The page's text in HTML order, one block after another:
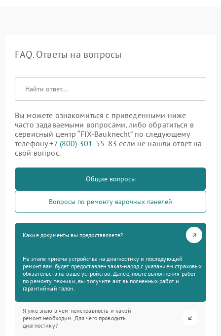
FAQ. Ответы на вопросы
Вы можете ознакомиться с приведенными ниже
часто задаваемыми вопросами, либо обратиться в
сервисный центр “FIX-Bauknecht” по следующему
телефону+7 (800) 301-55-83 если не нашли ответ на
свой вопрос.
Общие вопросы
Вопросы по ремонту варочных панелей
Какие документы вы предоставляете?
На этапе приема устройства на диагностику и последующий
ремонт вам будет предоставлен заказ-наряд с указанием страховых
обязательств на ваше устройство. Далее, после выполнения работ
по ремонту техники, вы получите акт выполненных работ и
гарантийный талон.
Я уже знаю в чем неисправность и какой
ремонт необходим. Для чего проводить
диагностику?